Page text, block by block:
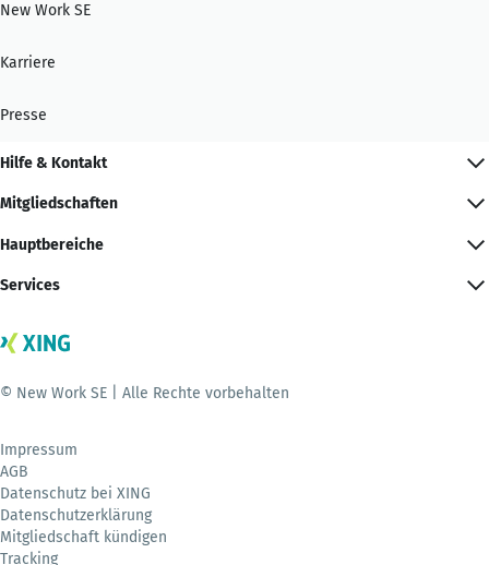
New Work SE
Karriere
Presse
Hilfe & Kontakt
Mitgliedschaften
Hauptbereiche
Services
© New Work SE | Alle Rechte vorbehalten
Impressum
AGB
Datenschutz bei XING
Datenschutzerklärung
Mitgliedschaft kündigen
Tracking